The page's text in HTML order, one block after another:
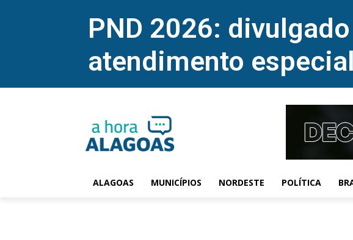
PND 2026:
atendimento
ALAGOAS MUNICÍPIOS NORDESTE POLÍTICA